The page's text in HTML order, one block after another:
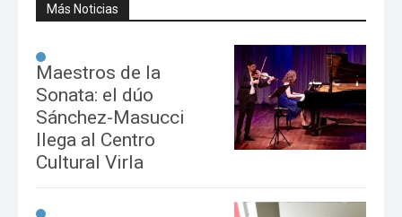
Más Noticias
Maestros de la
Sonata: el dúo
Sánchez-Masucci
llega al Centro
Cultural Virla